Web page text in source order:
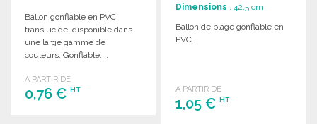
Ballon gonflable en PVC
translucide, disponible dans
une large gamme de
couleurs. Gonflable:...
A PARTIR DE
0,76 € HT
Dimensions : 42.5 cm
Ballon de plage gonflable en
PVC.
A PARTIR DE
1,05 €HT